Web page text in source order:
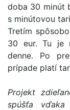
doba 30 minút
s minútovou
Tretím
30 eur. Tu je
denne. Po
prípade platí
Projekt
spúšťa vďaka